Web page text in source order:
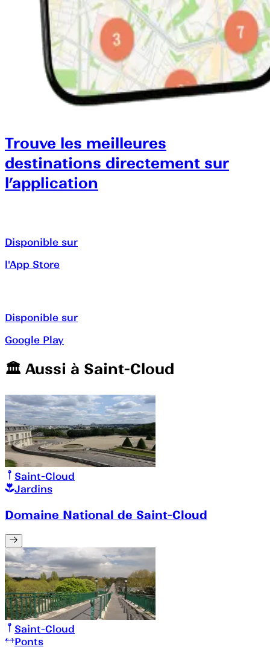
Trouve les meilleures
destinations directement sur
l’application
Disponible sur
l'App Store
Disponible sur
Google Play
🏛️️ Aussi à Saint-Cloud
Saint-Cloud
Jardins
Domaine National de Saint-Cloud
Saint-Cloud
Ponts